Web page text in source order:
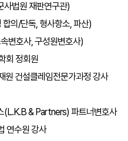
법원 재판연구관)
의/단독, 형사항소, 파산)
변호사, 구성원변호사)
회 정회원
원 건설클레임전문가과정 강사
(L.K.B & Partners) 파트너변호사
연수원 강사